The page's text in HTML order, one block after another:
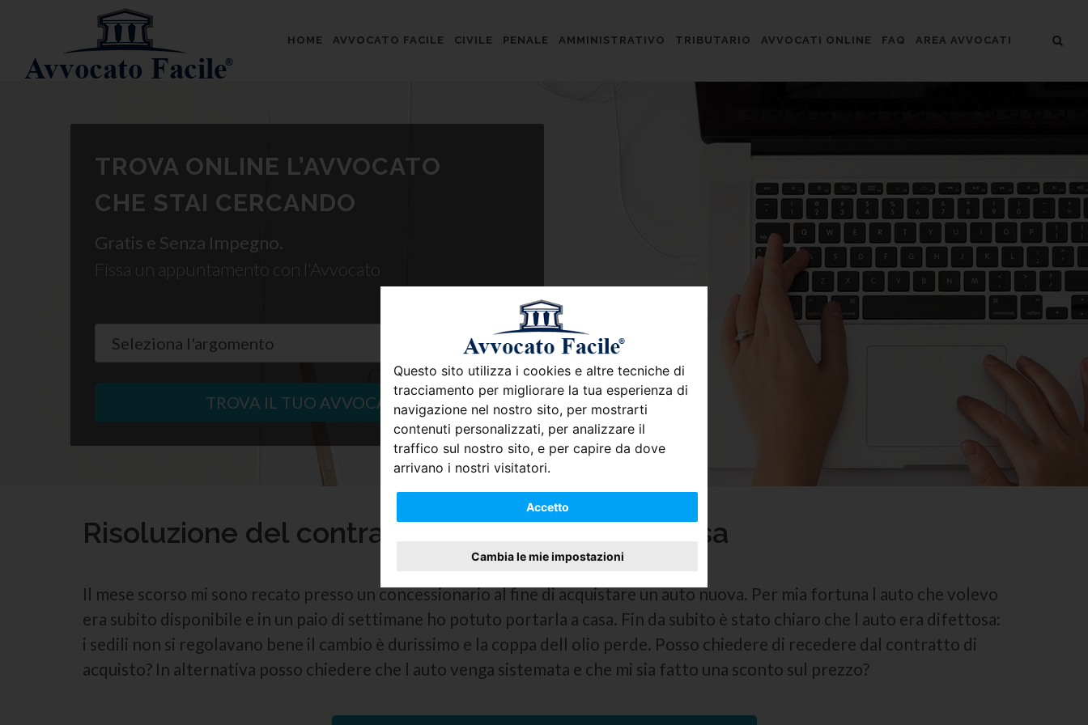
Questo sito utilizza i cookies e altre tecniche di
tracciamento per migliorare la tua esperienza di
navigazione nel nostro sito, per mostrarti
contenuti personalizzati, per analizzare il
traffico sul nostro sito, e per capire da dove
arrivano i nostri visitatori.
Accetto
Cambia le mie impostazioni
HOME AVVOCATO FACILE CIVILE PENALE AMMINISTRATIVO TRIBUTARIO AVVOCATI ONLINE FAQ AREA AVVOCATI
TROVA ONLINE L’AVVOCATO
CHE STAI CERCANDO
Gratis e Senza Impegno.
Fissa un appuntamento con l'Avvocato
TROVA IL TUO AVVOCATO
Risoluzione del contratto: autovettura difettosa
Il mese scorso mi sono recato presso un concessionario al fine di acquistare un auto nuova. Per mia fortuna l auto che volevo
era subito disponibile e in un paio di settimane ho potuto portarla a casa. Fin da subito è stato chiaro che l auto era difettosa:
i sedili non si regolavano bene il cambio è durissimo e la coppa dell olio perde. Posso chiedere di recedere dal contratto di
acquisto? In alternativa posso chiedere che l auto venga sistemata e che mi sia fatto una sconto sul prezzo?